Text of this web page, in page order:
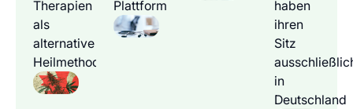
Therapien
als
alternative
Heilmethode
Plattform
haben
ihren
Sitz
in
Deutschland